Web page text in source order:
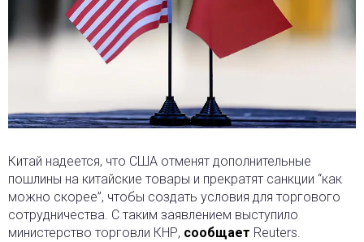
Китай надеется, что США отменят дополнительные
пошлины на китайские товары и прекратят санкции “как
можно скорее”, чтобы создать условия для торгового
сотрудничества. С таким заявлением выступило
министерство торговли КНР, сообщает Reuters.